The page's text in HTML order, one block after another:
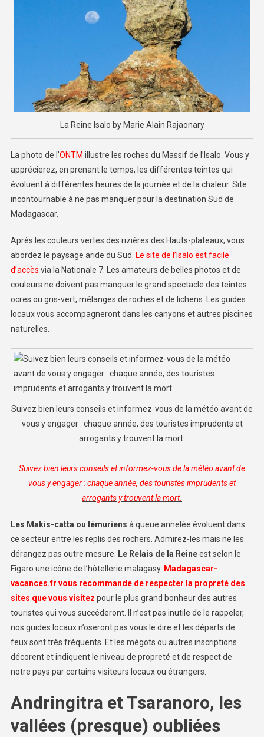
La Reine Isalo by Marie Alain Rajaonary
La photo de l’ONTM illustre les roches du Massif de l’Isalo. Vous y
apprécierez, en prenant le temps, les différentes teintes qui
évoluent à différentes heures de la journée et de la chaleur. Site
incontournable à ne pas manquer pour la destination Sud de
Madagascar.
Après les couleurs vertes des rizières des Hauts-plateaux, vous
abordez le paysage aride du Sud. Le site de l’Isalo est facile
d’accès via la Nationale 7. Les amateurs de belles photos et de
couleurs ne doivent pas manquer le grand spectacle des teintes
ocres ou gris-vert, mélanges de roches et de lichens. Les guides
locaux vous accompagneront dans les canyons et autres piscines
naturelles.
Suivez bien leurs conseils et informez-vous de la météo avant de
vous y engager : chaque année, des touristes imprudents et
arrogants y trouvent la mort.
Suivez bien leurs conseils et informez-vous de la météo avant de
vous y engager : chaque année, des touristes imprudents et
arrogants y trouvent la mort.
Les Makis-catta ou lémuriens à queue annelée évoluent dans
ce secteur entre les replis des rochers. Admirez-les mais ne les
dérangez pas outre mesure. Le Relais de la Reineest selon le
Figaro une icône de l’hôtellerie malagasy. Madagascar-
vacances.fr vous recommande de respecter la propreté des
sites que vous visitez pour le plus grand bonheur des autres
touristes qui vous succéderont. Il n’est pas inutile de le rappeler,
nos guides locaux n’oseront pas vous le dire et les départs de
feux sont très fréquents. Et les mégots ou autres inscriptions
décorent et indiquent le niveau de propreté et de respect de
notre pays par certains visiteurs locaux ou étrangers.
Andringitra et Tsaranoro, les
vallées (presque) oubliées